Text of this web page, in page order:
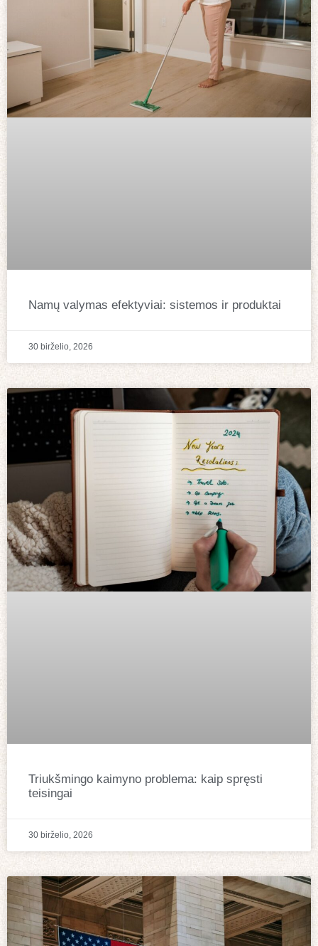
Namų valymas efektyviai: sistemos ir produktai
30 birželio, 2026
Triukšmingo kaimyno problema: kaip spręsti
teisingai
30 birželio, 2026